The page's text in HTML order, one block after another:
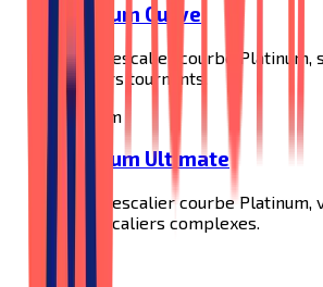
Platinum Curve
Monte-escalier courbe Platinum,
escaliers tournants.
Platinum
Platinum Ultimate
Monte-escalier courbe Platinum,
pour escaliers complexes.